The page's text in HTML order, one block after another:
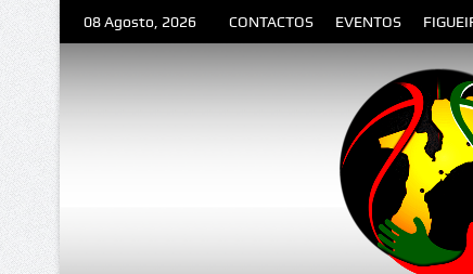
08 Agosto, 2026 CONTACTOS EVENTOS